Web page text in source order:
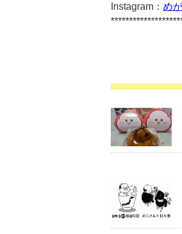
Instagram： め